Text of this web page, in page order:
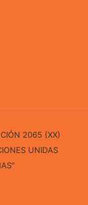
2065 (XX)
UNIDAS